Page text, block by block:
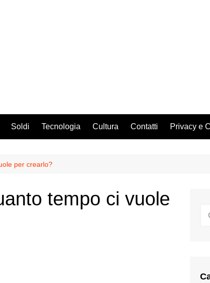
Soldi Tecnologia Cultura Contatti Privacy e
per crearlo?
tempo ci vuole